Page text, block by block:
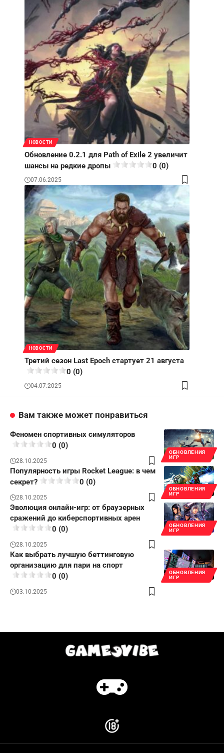
НОВОСТИ
Обновление 0.2.1 для Path of Exile 2 увеличит
шансы на редкие дропы
0 (0)
07.06.2025
НОВОСТИ
Третий сезон Last Epoch стартует 21 августа
0 (0)
04.07.2025
Вам также может понравиться
ОБНОВЛЕНИЯ
ИГР
Феномен спортивных симуляторов
0 (0)
28.10.2025
ОБНОВЛЕНИЯ
ИГР
Популярность игры Rocket League: в чем
секрет?
0 (0)
28.10.2025
ОБНОВЛЕНИЯ
ИГР
Эволюция онлайн-игр: от браузерных
сражений до киберспортивных арен
0 (0)
28.10.2025
ОБНОВЛЕНИЯ
ИГР
Как выбрать лучшую беттинговую
организацию для пари на спорт
0 (0)
03.10.2025